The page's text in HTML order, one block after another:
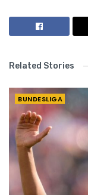
Related Stories
BUNDESLIGA